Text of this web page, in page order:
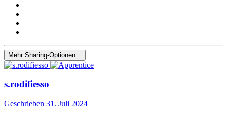
Mehr Sharing-Optionen...
s.rodifiesso
Geschrieben 31. Juli 2024